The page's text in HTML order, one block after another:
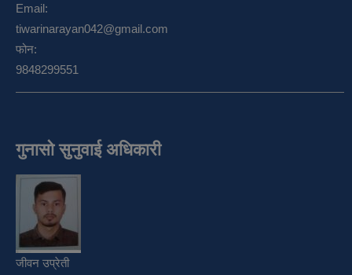
Email:
tiwarinarayan042@gmail.com
फोन:
9848299551
गुनासो सुनुवाई अधिकारी
जीवन उप्रेती